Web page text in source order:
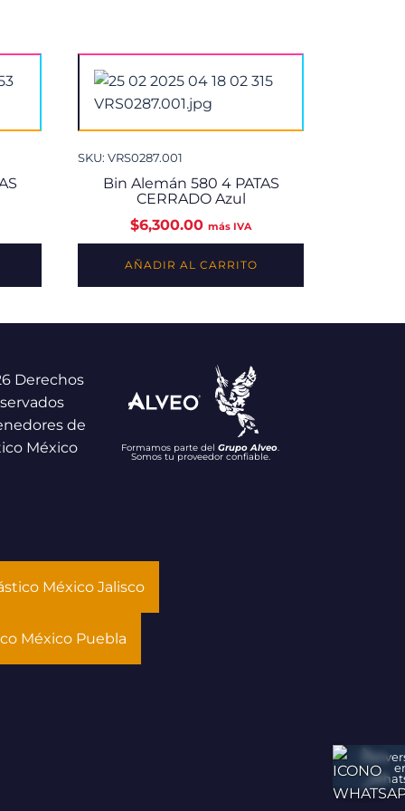
SKU: VRS0287.001
Bin Alemán 580 4 PATAS
CERRADO Azul
$6,300.00 más IVA
AÑADIR AL CARRITO
Derechos
de
México
Formamos parte del Grupo Alveo.
Somos tu proveedor confiable.
México Jalisco
México Puebla